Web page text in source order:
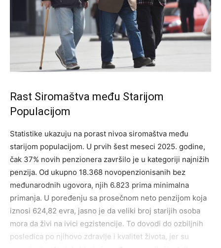
Rast Siromaštva među Starijom
Populacijom
Statistike ukazuju na porast nivoa siromaštva među
starijom populacijom. U prvih šest meseci 2025. godine,
čak 37% novih penzionera završilo je u kategoriji najnižih
penzija. Od ukupno 18.368 novopenzionisanih bez
međunarodnih ugovora, njih 6.823 prima minimalna
primanja. U poređenju sa prosečnom neto penzijom koja
iznosi 624,82 evra, jasno je da veliki broj starijih osoba
mora da živi na ivici egzistencije. To dovodi do ozbiljnih
posledica po njihovo zdravlje i kvalitet života, jer su